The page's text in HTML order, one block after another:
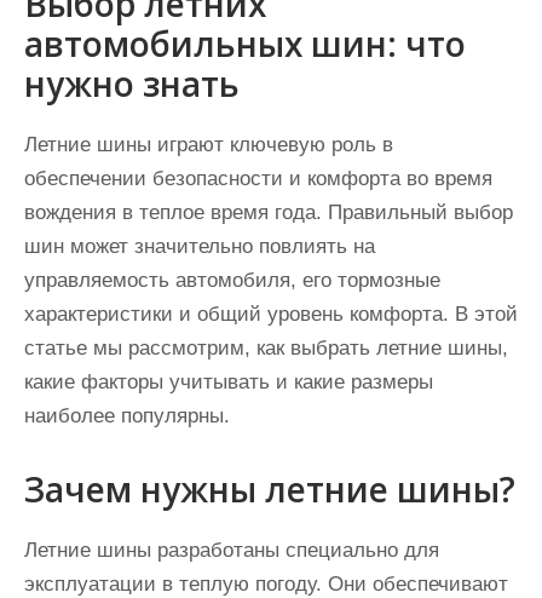
автомобильных шин: что
нужно знать
Летние шины играют ключевую роль в
обеспечении безопасности и комфорта во время
вождения в теплое время года. Правильный выбор
шин может значительно повлиять на
управляемость автомобиля, его тормозные
характеристики и общий уровень комфорта. В этой
статье мы рассмотрим, как выбрать летние шины,
какие факторы учитывать и какие размеры
наиболее популярны.
Зачем нужны летние шины?
Летние шины разработаны специально для
эксплуатации в теплую погоду. Они обеспечивают